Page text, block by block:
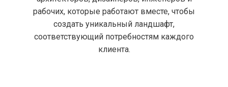
рабочих, которые работают вместе, чтобы
создать уникальный ландшафт,
соответствующий потребностям каждого
клиента.